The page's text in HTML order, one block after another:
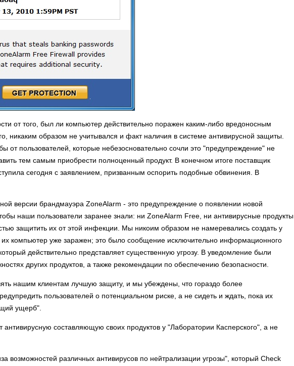
от того, был ли компьютер действительно поражен каким-либо вредоносным
никаким образом не учитывался и факт наличия в системе антивирусной защиты.
пользователей, которые небезосновательно сочли это "предупреждение" не
тем самым приобрести полноценный продукт. В конечном итоге поставщик
сегодня с заявлением, призванным оспорить подобные обвинения. В
версии брандмауэра ZoneAlarm - это предупреждение о появлении новой
наши пользователи заранее знали: ни ZoneAlarm Free, ни антивирусные продукты
защитить их от этой инфекции. Мы никоим образом не намеревались создать у
компьютер уже заражен; это было сообщение исключительно информационного
действительно представляет существенную угрозу. В уведомление были
других продуктов, а также рекомендации по обеспечению безопасности.
нашим клиентам лучшую защиту, и мы убеждены, что гораздо более
пользователей о потенциальном риске, а не сидеть и ждать, пока их
ущерб".
составляющую своих продуктов у "Лаборатории Касперского", а не
возможностей различных антивирусов по нейтрализации угрозы", который Check